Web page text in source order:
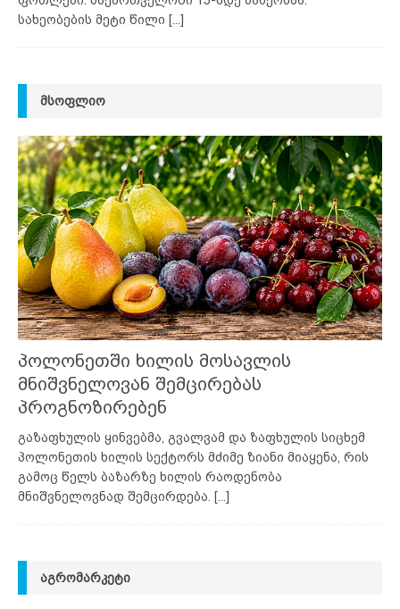
სახეობების მეტი წილი [...]
ᲛᲡᲝᲤᲚᲘᲝ
პოლონეთში ხილის მოსავლის
მნიშვნელოვან შემცირებას
პროგნოზირებენ
გაზაფხულის ყინვებმა, გვალვამ და ზაფხულის სიცხემ
პოლონეთის ხილის სექტორს მძიმე ზიანი მიაყენა, რის
გამოც წელს ბაზარზე ხილის რაოდენობა
მნიშვნელოვნად შემცირდება.
[...]
ᲐᲒᲠᲝᲛᲐᲠᲙᲔᲢᲘ